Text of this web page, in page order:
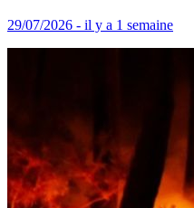
29/07/2026 - il y a 1 semaine